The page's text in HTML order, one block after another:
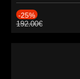
-25%
192.00€